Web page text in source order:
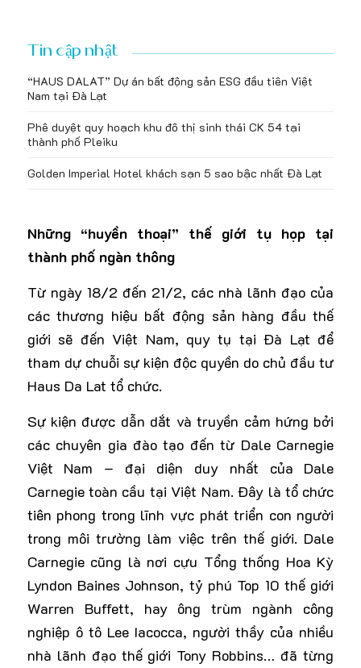
Tin cập nhật
“HAUS DALAT” Dự án bất động sản ESG đầu tiên Việt
Nam tại Đà Lạt
Phê duyệt quy hoạch khu đô thị sinh thái CK 54 tại
thành phố Pleiku
Golden Imperial Hotel khách sạn 5 sao bậc nhất Đà Lạt
Những “huyền thoại” thế giới tụ họp tại
thành phố ngàn thông
Từ ngày 18/2 đến 21/2, các nhà lãnh đạo của
các thương hiệu bất động sản hàng đầu thế
giới sẽ đến Việt Nam, quy tụ tại Đà Lạt để
tham dự chuỗi sự kiện độc quyền do chủ đầu tư
Haus Da Lat tổ chức.
Sự kiện được dẫn dắt và truyền cảm hứng bởi
các chuyên gia đào tạo đến từ Dale Carnegie
Việt Nam – đại diện duy nhất của Dale
Carnegie toàn cầu tại Việt Nam. Đây là tổ chức
tiên phong trong lĩnh vực phát triển con người
trong môi trường làm việc trên thế giới. Dale
Carnegie cũng là nơi cựu Tổng thống Hoa Kỳ
Lyndon Baines Johnson, tỷ phú Top 10 thế giới
Warren Buffett, hay ông trùm ngành công
nghiệp ô tô Lee Iacocca, người thầy của nhiều
nhà lãnh đạo thế giới Tony Robbins… đã từng